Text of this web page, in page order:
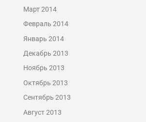
Март 2014
Февраль 2014
Январь 2014
Декабрь 2013
Ноябрь 2013
Октябрь 2013
Сентябрь 2013
Август 2013